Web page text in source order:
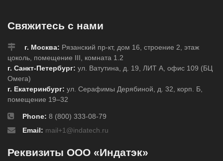
Свяжитесь с нами
г. Москва: Рязанский пр-кт, дом 16, строение 2, этаж
цоколь, помещение III, комната 1.2
г. Санкт-Петербург: ул. Ватутина, д. 19, ЛИТ А, офис 109 (БЦ
Омега)
г. Екатеринбург: ул. Серафимы Дерябиной, д. 32, корп. Б,
помещение 19–32
Phone: 8 (800) 333-08-79
Email: mail+1@indatech.ru
Реквизиты ООО «Индатэк»